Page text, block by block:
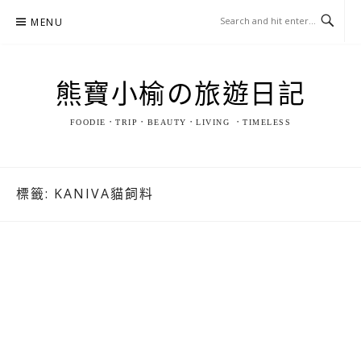
MENU
熊寶小榆の旅遊日記
FOODIE．TRIP．BEAUTY．LIVING ．TIMELESS
標籤: KANIVA貓飼料